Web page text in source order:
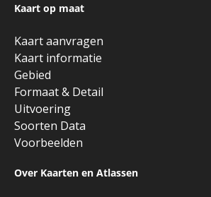
Kaart op maat
Kaart aanvragen
Kaart informatie
Gebied
Formaat & Detail
Uitvoering
Soorten Data
Voorbeelden
Over Kaarten en Atlassen